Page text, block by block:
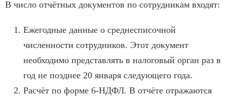
В число отчётных документов по сотрудникам входят:
Ежегодные данные о среднесписочной
численности сотрудников. Этот документ
необходимо представлять в налоговый орган раз в
год не позднее 20 января следующего года.
Расчёт по форме 6-НДФЛ. В отчёте отражаются